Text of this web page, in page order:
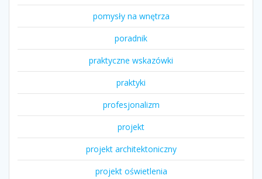
pomysły na wnętrza
poradnik
praktyczne wskazówki
praktyki
profesjonalizm
projekt
projekt architektoniczny
projekt oświetlenia